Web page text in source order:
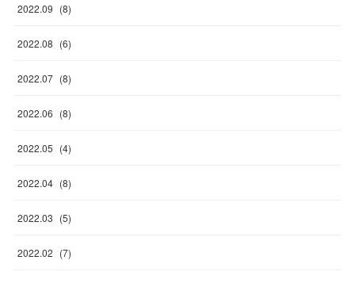
2022.09 (8)
2022.08 (6)
2022.07 (8)
2022.06 (8)
2022.05 (4)
2022.04 (8)
2022.03 (5)
2022.02 (7)